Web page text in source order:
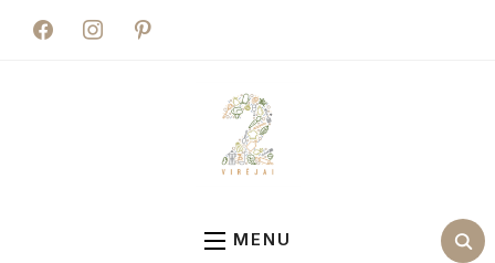
facebookinstagrampinterest
MENU